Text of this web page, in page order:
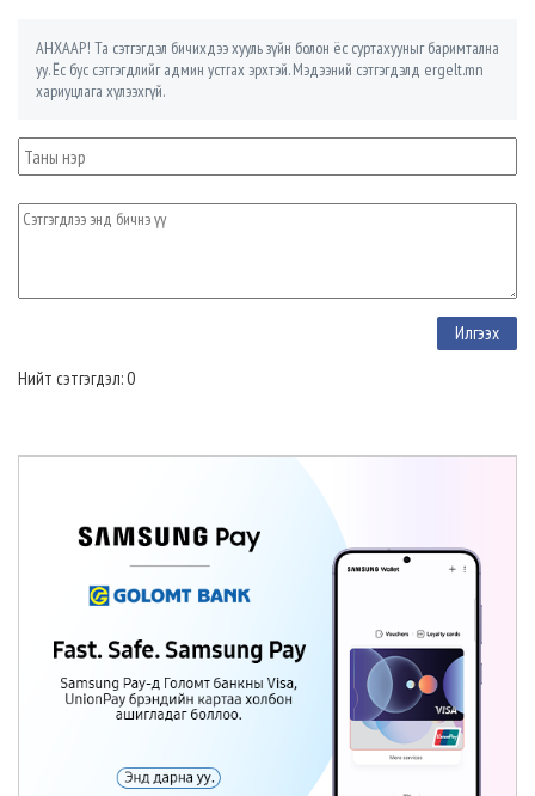
АНХААР! Та сэтгэгдэл бичихдээ хууль зүйн болон ёс суртахууныг баримтална
уу. Ёс бус сэтгэгдлийг админ устгах эрхтэй. Мэдээний сэтгэгдэлд ergelt.mn
хариуцлага хүлээхгүй.
Нийт сэтгэгдэл: 0